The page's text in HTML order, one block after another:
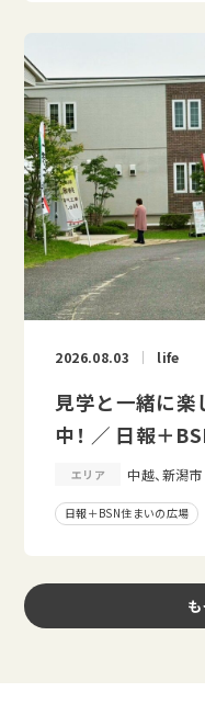
2026.08.03 life
見学と一緒に楽
中！ ／ 日報＋
エリア 中越、新潟市
日報＋BSN住まいの広場